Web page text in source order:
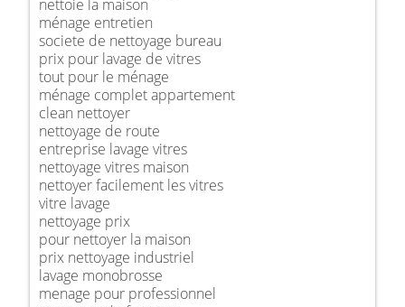
nettoie la maison
ménage entretien
societe de nettoyage bureau
prix pour lavage de vitres
tout pour le ménage
ménage complet appartement
clean nettoyer
nettoyage de route
entreprise lavage vitres
nettoyage vitres maison
nettoyer facilement les vitres
vitre lavage
nettoyage prix
pour nettoyer la maison
prix nettoyage industriel
lavage monobrosse
menage pour professionnel